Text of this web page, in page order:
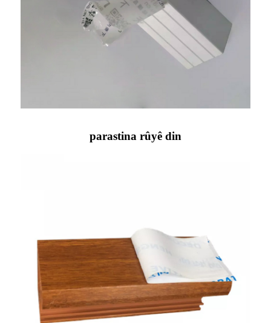
parastina rûyê din